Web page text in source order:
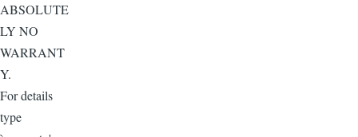
ABSOLUTE
LY NO
WARRANT
Y.
For details
type